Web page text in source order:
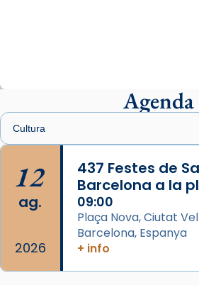
presidit aquest 27 de juliol la
Santes de Mataró.
🔗
📸 J. Merino
Photo
View on Facebook · Share
Arquebisbat de
2 weeks ago
Agenda
12
ag.
2026
437 Festes de
Barcelona a la
09:00
Plaça Nova, Ciutat
Barcelona, Espanya
+ info